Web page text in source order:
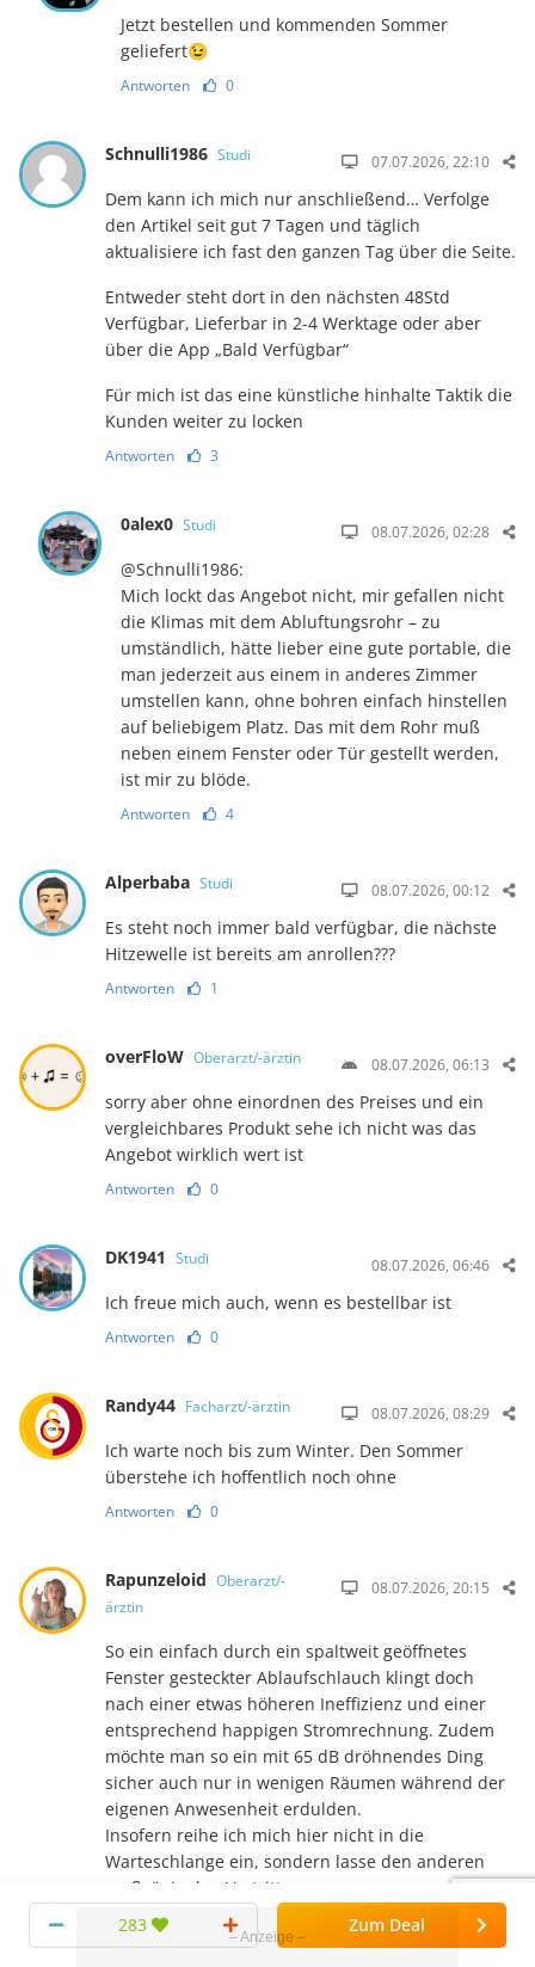
Jetzt bestellen und kommenden Sommer
geliefert😉
Antworten 0
Schnulli1986 Studi 07.07.2026, 22:10
Dem kann ich mich nur anschließend… Verfolge
den Artikel seit gut 7 Tagen und täglich
aktualisiere ich fast den ganzen Tag über die Seite.
Entweder steht dort in den nächsten 48Std
Verfügbar, Lieferbar in 2-4 Werktage oder aber
über die App „Bald Verfügbar“
Für mich ist das eine künstliche hinhalte Taktik die
Kunden weiter zu locken
Antworten 3
0alex0 Studi 08.07.2026, 02:28
@Schnulli1986:
Mich lockt das Angebot nicht, mir gefallen nicht
die Klimas mit dem Abluftungsrohr – zu
umständlich, hätte lieber eine gute portable, die
man jederzeit aus einem in anderes Zimmer
umstellen kann, ohne bohren einfach hinstellen
auf beliebigem Platz. Das mit dem Rohr muß
neben einem Fenster oder Tür gestellt werden,
ist mir zu blöde.
Antworten 4
Alperbaba Studi 08.07.2026, 00:12
Es steht noch immer bald verfügbar, die nächste
Hitzewelle ist bereits am anrollen???
Antworten 1
overFloW Oberarzt/-ärztin 08.07.2026, 06:13
sorry aber ohne einordnen des Preises und ein
vergleichbares Produkt sehe ich nicht was das
Angebot wirklich wert ist
Antworten 0
DK1941 Studi 08.07.2026, 06:46
Ich freue mich auch, wenn es bestellbar ist
Antworten 0
Randy44 Facharzt/-ärztin 08.07.2026, 08:29
Ich warte noch bis zum Winter. Den Sommer
überstehe ich hoffentlich noch ohne
Antworten 0
Rapunzeloid Oberarzt/-
ärztin
08.07.2026, 20:15
So ein einfach durch ein spaltweit geöffnetes
Fenster gesteckter Ablauf­schlauch klingt doch
nach einer etwas höheren Ineffizienz und einer
entsprechend happigen Strom­rech­nung. Zudem
möchte man so ein mit 65 dB dröhnendes Ding
sicher auch nur in wenigen Räumen während der
eigenen Anwesenheit erdulden.
Insofern reihe ich mich hier nicht in die
Warteschlange ein, sondern lasse den anderen
großzügig den Vortritt.
Und bei dem Hinweis der Bestellbarkeit innerhalb
283 Zum Deal